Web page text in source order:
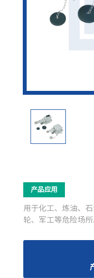
产品应用
用于化工、炼油、
轮、军工等危险场所